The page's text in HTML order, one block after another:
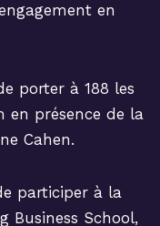
en
porter à 188 les
en présence de la
Cahen.
participer à la
Business School,